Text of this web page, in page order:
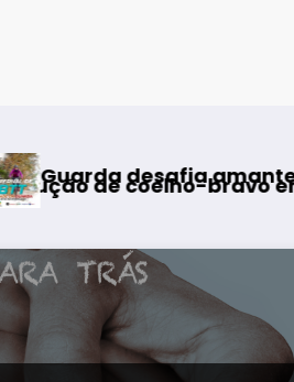
bravo em área
amantes do BTT na